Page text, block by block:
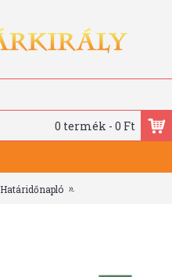
0 termék - 0 Ft
Határidőnapló